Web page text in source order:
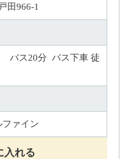
田966-1
バス20分 バス下車 徒
ァイン
入れる